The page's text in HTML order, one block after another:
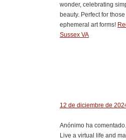
wonder, celebrating
beauty. Perfect for
ephemeral art forms!
Sussex VA
12 de diciembre de
Anónimo ha
Live a virtual life and